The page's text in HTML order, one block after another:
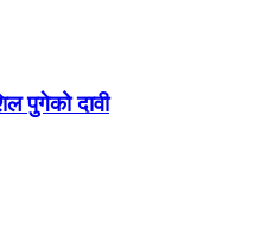
पुगेको दावी